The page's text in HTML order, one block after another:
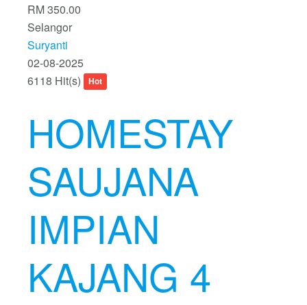
RM 350.00
Selangor
Suryanti
02-08-2025
6118 Hit(s)
Hot
HOMESTAY
SAUJANA
IMPIAN
KAJANG 4